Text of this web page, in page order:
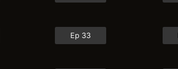
Ep 33